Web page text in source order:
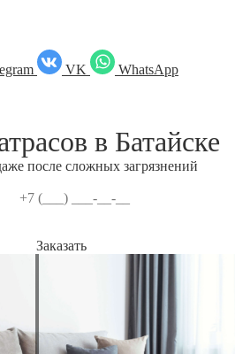
VK
WhatsApp
в Батайске
после сложных загрязнений
Заказать